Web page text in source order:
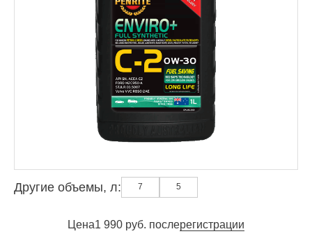
Другие объемы, л: 7 5
Цена1 990 руб. послерегистрации